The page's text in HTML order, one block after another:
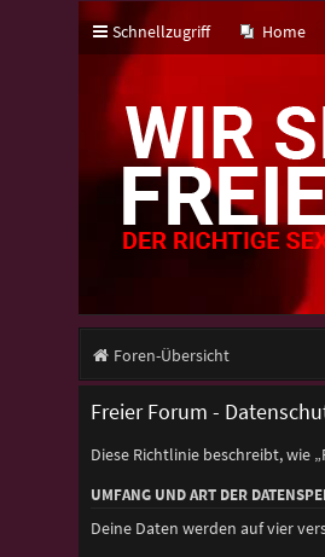
Schnellzugriff Home
Foren-Übersicht
Freier Forum -
Diese Richtlinie beschreibt, wie
UMFANG UND ART DER
Deine Daten werden auf vier